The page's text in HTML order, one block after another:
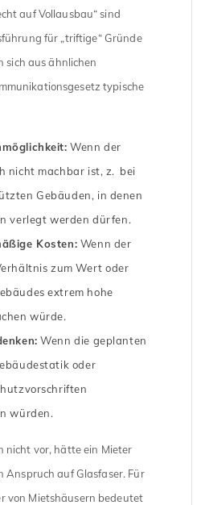
auf Vollausbau“ sind
für „triftige“ Gründe
sich aus ähnlichen
typische
Wenn der
nicht machbar ist, z. bei
Gebäuden, in denen
verlegt werden dürfen.
Kosten: Wenn der
zum Wert oder
extrem hohe
würde.
Wenn die geplanten
oder
würden.
nicht vor, hätte ein Mieter
Anspruch auf Glasfaser. Für
von Mietshäusern bedeutet